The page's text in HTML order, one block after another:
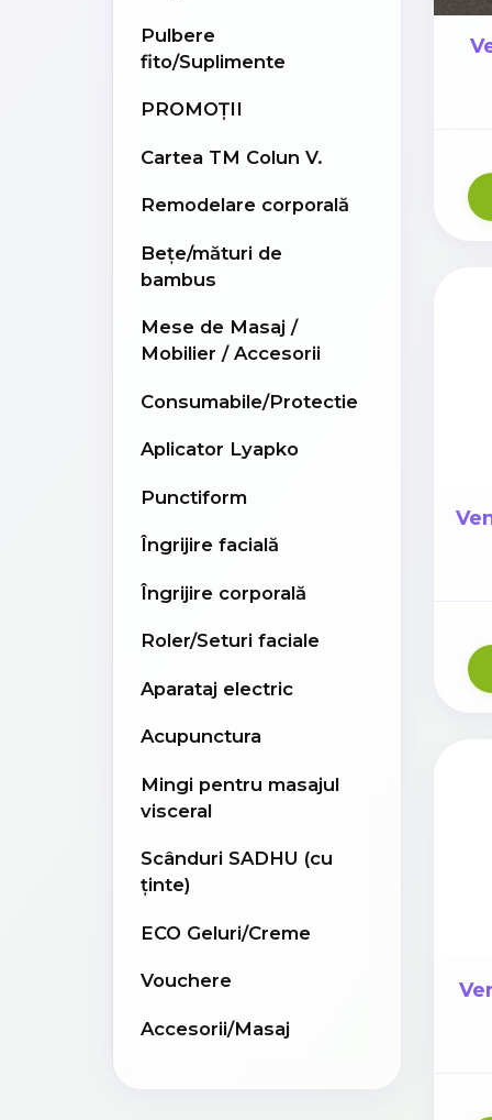
Pulbere
fito/Suplimente
PROMOȚII
Cartea TM Colun V.
Remodelare corporală
Bețe/mături de
bambus
Mese de Masaj /
Mobilier / Accesorii
Consumabile/Protectie
Aplicator Lyapko
Punctiform
Îngrijire facială
Îngrijire corporală
Roler/Seturi faciale
Aparataj electric
Acupunctura
Mingi pentru masajul
visceral
Scânduri SADHU (cu
ținte)
ECO Geluri/Creme
Vouchere
Accesorii/Masaj